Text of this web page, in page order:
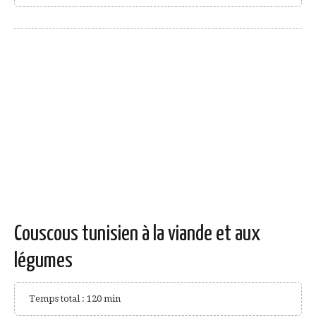
Couscous tunisien à la viande et aux
légumes
Temps total : 120 min